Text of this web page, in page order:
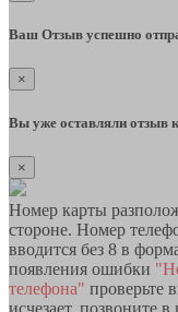
Ваш Отзыв успешно
×
Вы уже оставляли отзыв
×
Номер карты
стороне. Номер
вводится без 8 в
появления ошибки
телефона" проверьте